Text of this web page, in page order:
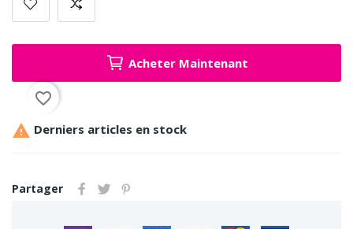
Acheter Maintenant
favorite_border
 Derniers articles en stock
Partager